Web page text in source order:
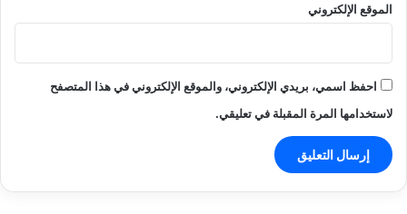
الموقع الإلكتروني
احفظ اسمي، بريدي الإلكتروني، والموقع الإلكتروني في هذا المتصفح
لاستخدامها المرة المقبلة في تعليقي.